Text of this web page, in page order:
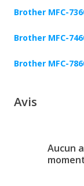
Brother MFC-
Brother MFC-
Brother MFC-
Avis
Aucun